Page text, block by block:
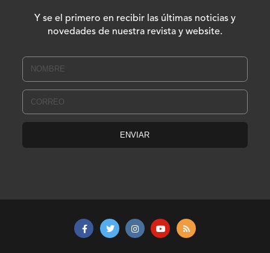
Y se el primero en recibir las últimas noticias y
novedades de nuestra revista y website.